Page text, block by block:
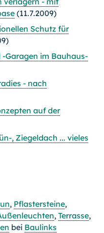
(11.7.2009)
Schutz für
Garagen im Bauhaus-
- nach
auf der
, Ziegeldach ... vieles
, Pflastersteine,
, Terrasse,
bei Baulinks